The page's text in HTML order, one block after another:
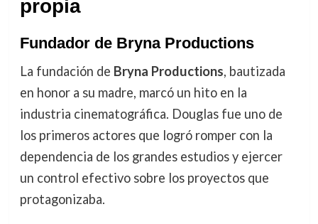
propia
Fundador de Bryna Productions
La fundación de Bryna Productions, bautizada
en honor a su madre, marcó un hito en la
industria cinematográfica. Douglas fue uno de
los primeros actores que logró romper con la
dependencia de los grandes estudios y ejercer
un control efectivo sobre los proyectos que
protagonizaba.